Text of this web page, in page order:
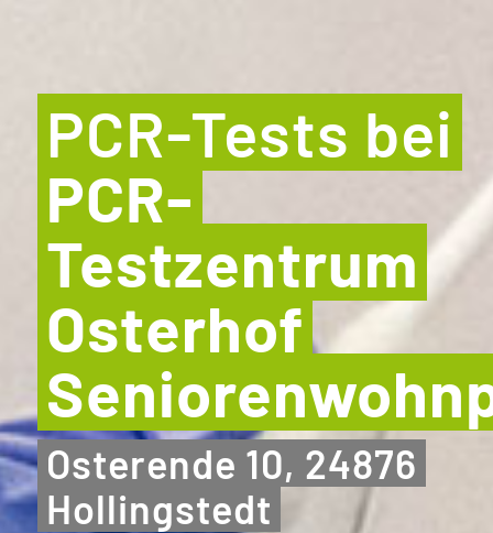
PCR-Tests bei
PCR-
Testzentrum
Osterhof
Osterende 10, 24876
Hollingstedt